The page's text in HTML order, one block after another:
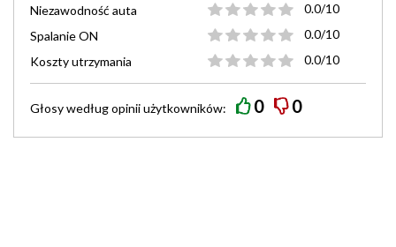
Niezawodność auta
0.0/10
Spalanie ON
0.0/10
Koszty utrzymania
0.0/10
Głosy wedługopiniiużytkowników: 0 0